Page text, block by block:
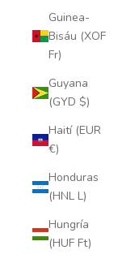
Guinea-
Bisáu (XOF
Fr)
Guyana
(GYD $)
Haití (EUR
€)
Honduras
(HNL L)
Hungría
(HUF Ft)